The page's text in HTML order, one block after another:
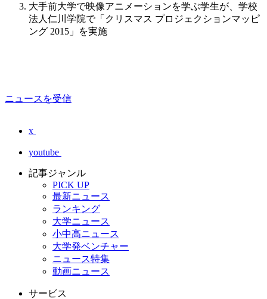
大手前大学で映像アニメーションを学ぶ学生が、学校
法人仁川学院で「クリスマス プロジェクションマッピ
ング 2015」を実施
ニュースを受信
x
youtube
記事ジャンル
PICK UP
最新ニュース
ランキング
大学ニュース
小中高ニュース
大学発ベンチャー
ニュース特集
動画ニュース
サービス